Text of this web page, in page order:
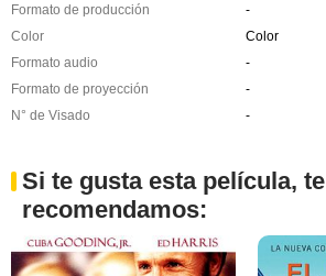
Formato de producción
-
Color
Color
Formato audio
-
Formato de proyección
-
N° de Visado
-
Si te gusta esta película, te
recomendamos: